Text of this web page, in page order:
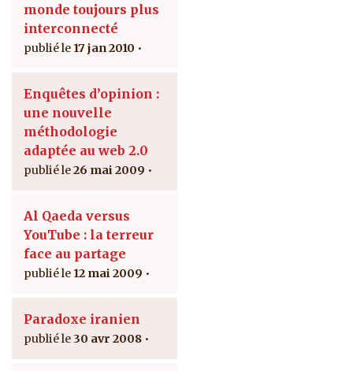
monde toujours plus
interconnecté
17 jan 2010
Enquêtes d’opinion :
une nouvelle
méthodologie
adaptée au web 2.0
26 mai 2009
Al Qaeda versus
YouTube : la terreur
face au partage
12 mai 2009
Paradoxe iranien
30 avr 2008